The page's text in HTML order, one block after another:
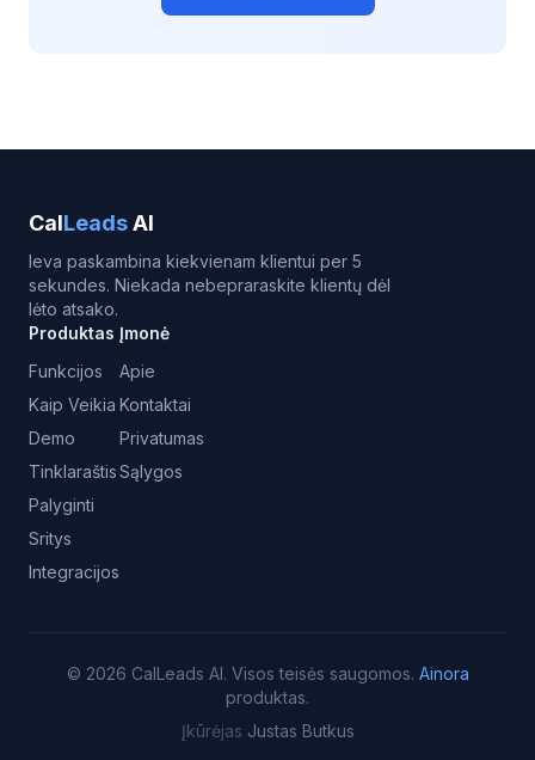
CalLeadsAI
Ieva paskambina kiekvienam klientui per 5
sekundes. Niekada nebepraraskite klientų dėl
lėto atsako.
Produktas
Funkcijos
Kaip Veikia
Demo
Tinklaraštis
Palyginti
Sritys
Integracijos
Įmonė
Apie
Kontaktai
Privatumas
Sąlygos
© 2026 CalLeads AI. Visos teisės saugomos. Ainora
produktas.
Įkūrėjas Justas Butkus